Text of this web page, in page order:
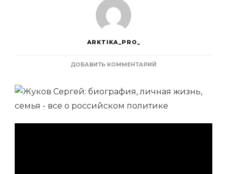
ARKTIKA_PRO_
ДОБАВИТЬ КОММЕНТАРИЙ
СЕРГЕЙ
БИОГРАФИЯ,